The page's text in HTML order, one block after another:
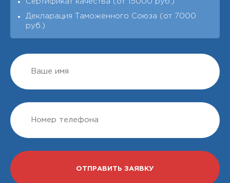
Декларация Таможенного Союза (от 7000
руб.)